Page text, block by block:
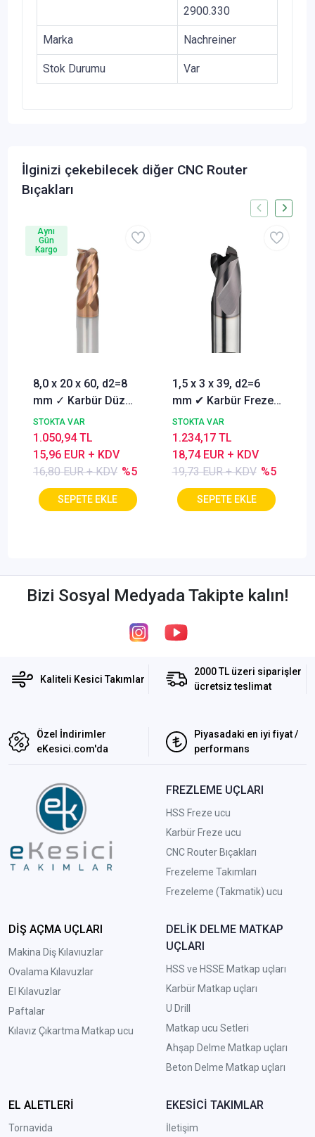
2900.330
Marka Nachreiner
Stok Durumu Var
İlginizi çekebilecek diğer CNC Router
Bıçakları
8,0 x 20 x 60, d2=8
mm ✓ Karbür Düz
Freze, Parmak freze
ucu Z=4,TiSiN
Kaplamalı
STOKTA VAR
16,80 EUR + KDV %5
15,96 EUR + KDV
1.050,94 TL
Aynı
Gün
Kargo
1,5 x 3 x 39, d2=6
mm ✔ Karbür Freze
ucu, Z=3, Kaplamalı,
30°
STOKTA VAR
19,73 EUR + KDV %5
18,74 EUR + KDV
1.234,17 TL
Bizi Sosyal Medyada Takipte kalın!
Kaliteli Kesici Takımlar
2000 TL üzeri siparişler
ücretsiz teslimat
Özel İndirimler
eKesici.com'da
Piyasadaki en iyi fiyat /
performans
FREZLEME UÇLARI
HSS Freze ucu
Karbür Freze ucu
CNC Router Bıçakları
Frezeleme Takımları
Frezeleme (Takmatik) ucu
DİŞ AÇMA UÇLARI
Makina Diş Kılavıuzlar
Ovalama Kılavuzlar
El Kılavuzlar
Paftalar
Kılavız Çıkartma Matkap ucu
DELİK DELME MATKAP
UÇLARI
HSS ve HSSE Matkap uçları
Karbür Matkap uçları
U Drill
Matkap ucu Setleri
Ahşap Delme Matkap uçları
Beton Delme Matkap uçları
EL ALETLERİ
Tornavida
EKESİCİ TAKIMLAR
İletişim